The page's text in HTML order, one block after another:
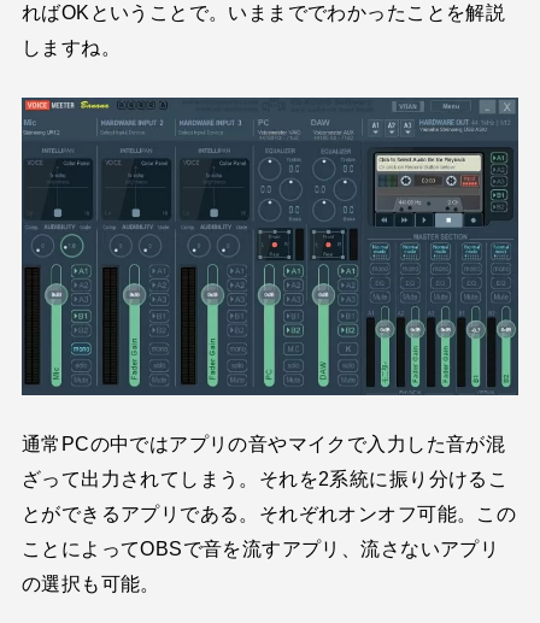
ればOKということで。いままででわかったことを解説
しますね。
通常PCの中ではアプリの音やマイクで入力した音が混
ざって出力されてしまう。それを2系統に振り分けるこ
とができるアプリである。それぞれオンオフ可能。この
ことによってOBSで音を流すアプリ、流さないアプリ
の選択も可能。